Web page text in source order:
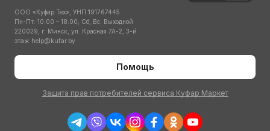
ООО «Куфар Тех», УНП 191767445
Пн-Пт: 10:00 – 18:00; Сб, Вс: Выходной
220029, г. Минск, ул. Красная 7А-2, 3-й
этаж help@kufar.by
Помощь
Защита прав потребителей сервиса Куфар Маркет